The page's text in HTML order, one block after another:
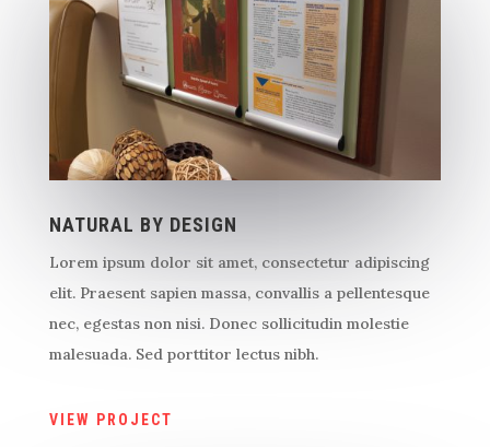
NATURAL BY DESIGN
Lorem ipsum dolor sit amet, consectetur adipiscing
elit. Praesent sapien massa, convallis a pellentesque
nec, egestas non nisi. Donec sollicitudin molestie
malesuada. Sed porttitor lectus nibh.
VIEW PROJECT